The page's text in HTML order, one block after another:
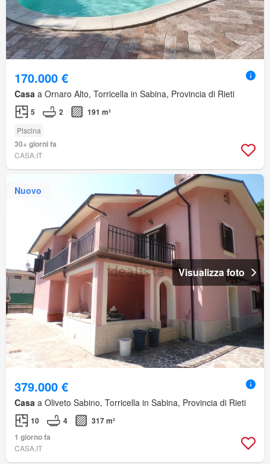
170.000 €
Casa a Ornaro Alto, Torricella in Sabina, Provincia di Rieti
5 2 191 m²
Piscina
30+ giorni fa
CASA.IT
Nuovo
Visualizza foto
379.000 €
Casa a Oliveto Sabino, Torricella in Sabina, Provincia di Rieti
10 4
317 m²
1 giorno fa
CASA.IT